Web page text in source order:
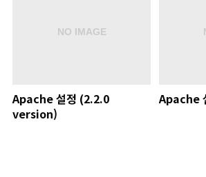
Apache 설정 (2.2.0
version)
Apache